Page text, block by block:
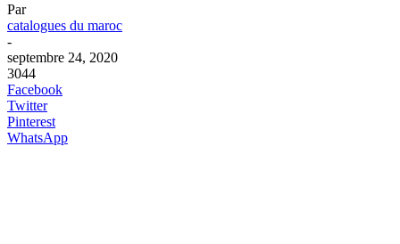
Par
catalogues du maroc
-
septembre 24, 2020
3044
Facebook
Twitter
Pinterest
WhatsApp